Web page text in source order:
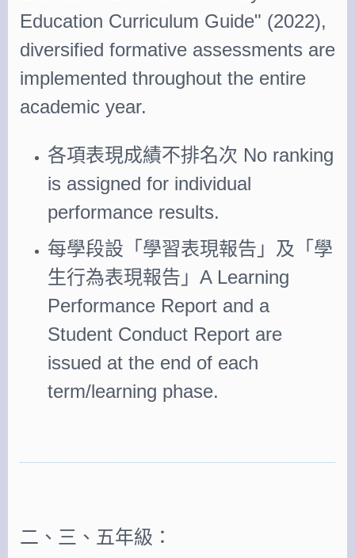
Education Curriculum Guide" (2022),
diversified formative assessments are
implemented throughout the entire
academic year.
各項表現成績不排名次 No ranking
is assigned for individual
performance results.
每學段設「學習表現報告」及「學
生行為表現報告」A Learning
Performance Report and a
Student Conduct Report are
issued at the end of each
term/learning phase.
二、三、五年級：